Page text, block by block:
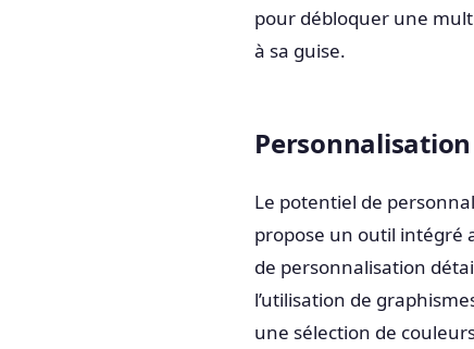
pour débloquer une
à sa guise.
Le potentiel de
propose un outil intégré
de personnalisation
l’utilisation de
une sélection de